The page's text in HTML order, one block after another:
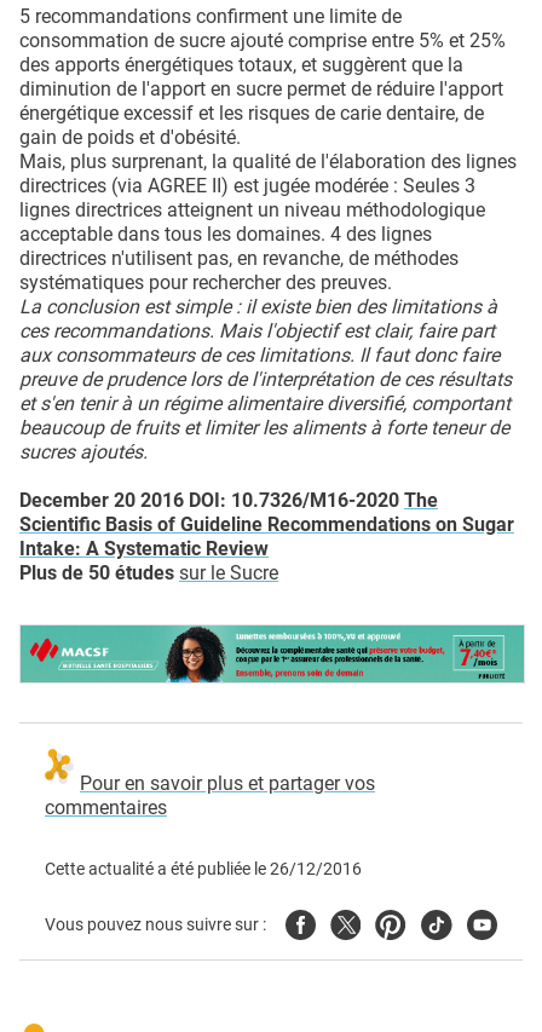
5 recommandations confirment une limite de
consommation de sucre ajouté comprise entre 5% et 25%
des apports énergétiques totaux, et suggèrent que la
diminution de l'apport en sucre permet de réduire l'apport
énergétique excessif et les risques de carie dentaire, de
gain de poids et d'obésité.
Mais, plus surprenant, la qualité de l'élaboration des lignes
directrices (via AGREE II) est jugée modérée : Seules 3
lignes directrices atteignent un niveau méthodologique
acceptable dans tous les domaines. 4 des lignes
directrices n'utilisent pas, en revanche, de méthodes
systématiques pour rechercher des preuves.
La conclusion est simple : il existe bien des limitations à
ces recommandations. Mais l'objectif est clair, faire part
aux consommateurs de ces limitations. Il faut donc faire
preuve de prudence lors de l'interprétation de ces résultats
et s'en tenir à un régime alimentaire diversifié, comportant
beaucoup de fruits et limiter les aliments à forte teneur de
sucres ajoutés.
December 20 2016 DOI: 10.7326/M16-2020 The
Scientific Basis of Guideline Recommendations on Sugar
Intake: A Systematic Review
Plus de 50 études sur le Sucre
Pour en savoir plus et partager vos
commentaires
Cette actualité a été publiée le26/12/2016
Vous pouvez nous suivre sur : FacebookTwitterPinterest
TiktokYoutube